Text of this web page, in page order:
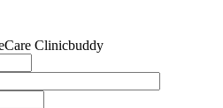
Clinicbuddy